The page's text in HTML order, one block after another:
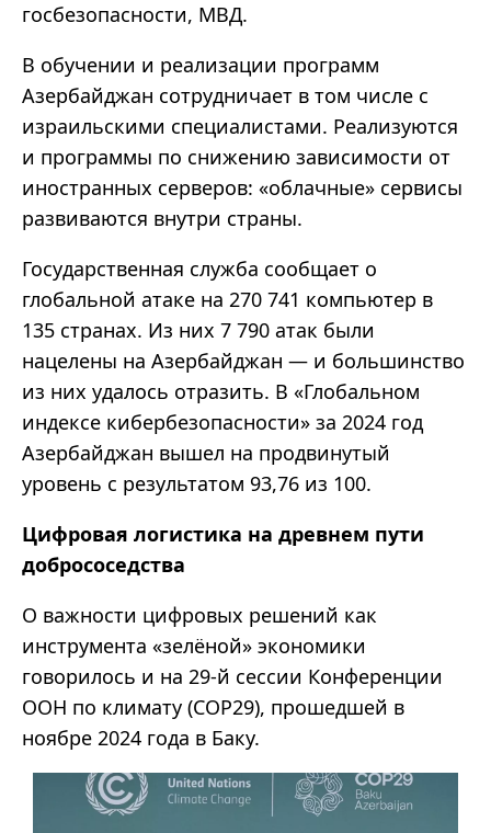
госбезопасности, МВД.
В обучении и реализации программ
Азербайджан сотрудничает в том числе с
израильскими специалистами. Реализуются
и программы по снижению зависимости от
иностранных серверов: «облачные» сервисы
развиваются внутри страны.
Государственная служба сообщает о
глобальной атаке на 270 741 компьютер в
135 странах. Из них 7 790 атак были
нацелены на Азербайджан — и большинство
из них удалось отразить. В «Глобальном
индексе кибербезопасности» за 2024 год
Азербайджан вышел на продвинутый
уровень с результатом 93,76 из 100.
Цифровая логистика на древнем пути
добрососедства
О важности цифровых решений как
инструмента «зелёной» экономики
говорилось и на 29-й сессии Конференции
ООН по климату (COP29), прошедшей в
ноябре 2024 года в Баку.